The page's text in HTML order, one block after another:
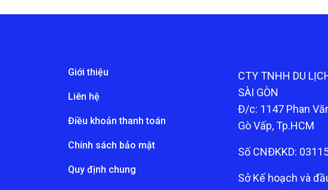
Giới thiệu
Liên hệ
Điều khoản thanh toán
Chính sách bảo mật
Quy định chung
CTY TNHH DU
SÀI GÒN
Đ/c: 1147 Phan
Gò Vấp, Tp.HCM
Số CNĐKKD:
Sở Kế hoạch và